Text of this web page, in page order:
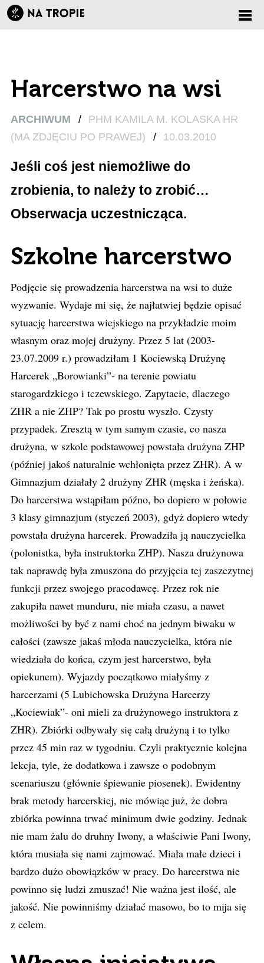
Harcerstwo na wsi
ARCHIWUM /
PHM KAMILA M. KOLASKA HR
(MA ZDJĘCIU PO PRAWEJ)
/ 10.03.2010
Jeśli coś jest niemożliwe do
zrobienia, to należy to zrobić…
Obserwacja uczestnicząca.
Szkolne harcerstwo
Podjęcie się prowadzenia harcerstwa na wsi to duże
wyzwanie. Wydaje mi się, że najłatwiej będzie opisać
sytuację harcerstwa wiejskiego na przykładzie moim
własnym oraz mojej drużyny. Przez 5 lat (2003-
23.07.2009 r.) prowadziłam 1 Kociewską Drużynę
Harcerek „Borowianki”- na terenie powiatu
starogardzkiego i tczewskiego. Zapytacie, dlaczego
ZHR a nie ZHP? Tak po prostu wyszło. Czysty
przypadek. Zresztą w tym samym czasie, co nasza
drużyna, w szkole podstawowej powstała drużyna ZHP
(później jakoś naturalnie wchłonięta przez ZHR). A w
Gimnazjum działały 2 drużyny ZHR (męska i żeńska).
Do harcerstwa wstąpiłam późno, bo dopiero w połowie
3 klasy gimnazjum (styczeń 2003), gdyż dopiero wtedy
powstała drużyna harcerek. Prowadziła ją nauczycielka
(polonistka, była instruktorka ZHP). Nasza drużynowa
tak naprawdę była zmuszona do przyjęcia tej zaszczytnej
funkcji przez swojego pracodawcę. Przez rok nie
zakupiła nawet munduru, nie miała czasu, a nawet
możliwości by być z nami choć na jednym biwaku w
całości (zawsze jakaś młoda nauczycielka, która nie
wiedziała do końca, czym jest harcerstwo, była
opiekunem). Wyjazdy początkowo miałyśmy z
harcerzami (5 Lubichowska Drużyna Harcerzy
„Kociewiak”- oni mieli za drużynowego instruktora z
ZHR). Zbiórki odbywały się całą drużyną i to tylko
przez 45 min raz w tygodniu. Czyli praktycznie kolejna
lekcja, tyle, że dodatkowa i zawsze o podobnym
scenariuszu (głównie śpiewanie piosenek). Ewidentny
brak metody harcerskiej, nie mówiąc już, że dobra
zbiórka powinna trwać minimum dwie godziny. Jednak
nie mam żalu do druhny Iwony, a właściwie Pani Iwony,
która musiała się nami zajmować. Miała małe dzieci i
bardzo dużo obowiązków w pracy. Do harcerstwa nie
powinno się ludzi zmuszać! Nie ważna jest ilość, ale
jakość. Nie powinniśmy działać masowo, bo to mija się
z celem.